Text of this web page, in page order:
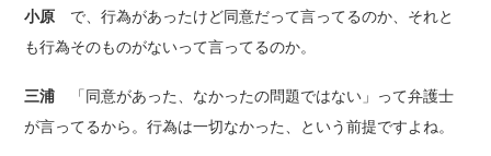
小原 で、行為があったけど同意だって言ってるのか、それと
も行為そのものがないって言ってるのか。
三浦 「同意があった、なかったの問題ではない」って弁護士
が言ってるから。行為は一切なかった、という前提ですよね。